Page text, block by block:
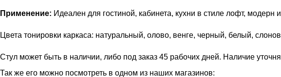
Применение: Идеален для гостиной, кабинета, кухни в стиле лофт, модерн
Цвета тонировки каркаса: натуральный, олово, венге, черный, белый,
Стул может быть в наличии, либо под заказ 45 рабочих дней. Наличие
Так же его можно посмотреть в одном из наших магазинов: